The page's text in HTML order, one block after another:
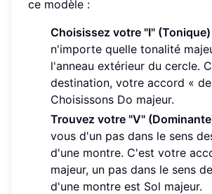
ce modèle :
Choisissez votre "I" (Tonique)
n'importe quelle tonalité
l'anneau extérieur du cercle.
destination, votre accord «
Choisissons Do majeur.
Trouvez votre "V"
vous d'un pas dans le sens
d'une montre. C'est votre
majeur, un pas dans le sens
d'une montre est Sol majeur.